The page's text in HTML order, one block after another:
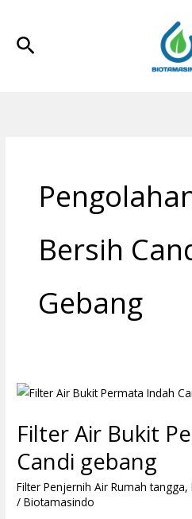
konten
Cari
Bersih
Gebang
Filter Air Bukit
Candi gebang
Filter Penjernih Air Rumah tangga,
/Biotamasindo
Filter
Bukit
Permata
Indah
Candi
gebang